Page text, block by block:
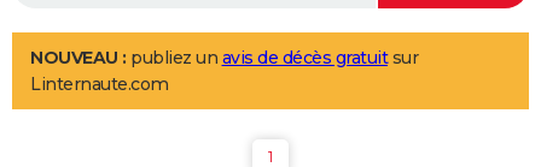
LIFESTYLE
Art de vivre
Bien-être
Loisirs
Mode
Modes de vie
NOUVEAU : publiez un avis de décès gratuitsur
Linternaute.com
1